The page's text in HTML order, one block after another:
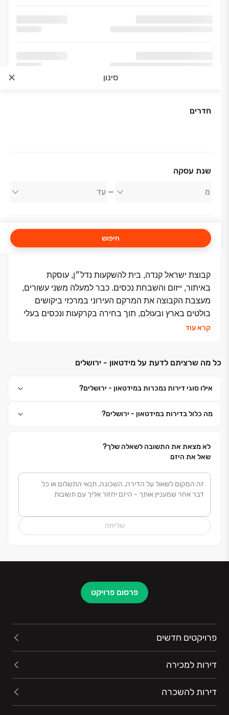
סינון
חדרים
שנת עסקה
חיפוש
אודות החברה
ישראל קנדה
קבוצת ישראל קנדה, בית להשקעות נדל״ן, עוסקת
באיתור, ייזום והשבחת נכסים. כבר למעלה משני עשורים,
מעצבת הקבוצה את המרקם העירוני במרכזי ביקושים
בולטים בארץ ובעולם, תוך בחירה בקרקעות ונכסים בעלי
מיקומים אסטרטגיים
מונעת לפי אסטרטגיה ברורה המכונהBetter & Different
שואפת הקבוצה להביט מעבר לפיסת הקרקע ולתוכניות,
שיעניק כל פרויקט עם השלמתו.
במשך שני עשורים הקבוצה משקיעה במתחמי מגורים,
מלונאות, מסחר מניב בישראל ובעולם, מעניקה למשקיעיה
מניבות, במיקומים אסטרטגיים בישראל ובעולם וכן גאה
בשורה ארוכה של הישגים ארכיטקטוניים, שהטביעו חותם
השקעות הנדל"ן המניבות בארץ.
קרא עוד
כל מה שרציתם לדעת על מידטאון - ירושלים
אילו סוגי דירות נמכרות במידטאון - ירושלים?
מה כלול בדירות במידטאון - ירושלים?
לא מצאת את התשובה לשאלה שלך?
שאל את היזם
שליחה
פרסום פרויקט
פרויקטים חדשים
דירות למכירה
דירות להשכרה